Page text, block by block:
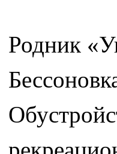
Родник